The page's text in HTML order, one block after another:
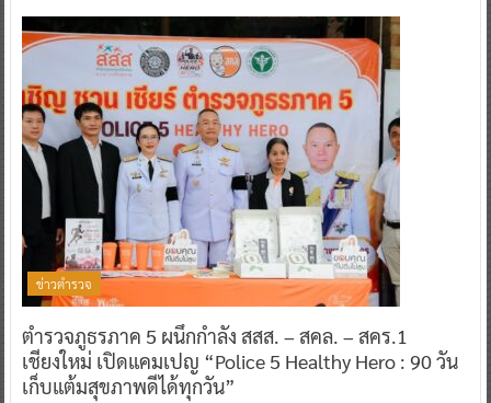
ข่าวตำรวจ
ตำรวจภูธรภาค 5 ผนึกกำลัง สสส. – สคล. – สคร.1
เชียงใหม่ เปิดแคมเปญ “Police 5 Healthy Hero : 90 วัน
เก็บแต้มสุขภาพดีได้ทุกวัน”